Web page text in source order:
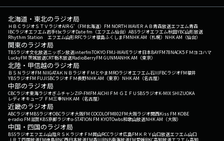
北海道・東北のラジオ局
ＨＢＣラジオＳＴＶラジオAIR-G'（FM北海道） FM NORTH WAVEＲＡＢ青森放送エフエム青森
IBCラジオエフエム岩手tbcラジオDate fm（エフエム仙台） ABSラジオエフエム秋田YBC山形放送
Rhythm Station エフエム山形RFCラジオ福島ふくしまFMNHK AM（札幌） NHK AM（仙台）
関東のラジオ局
TBSラジオ文化放送ニッポン放送interfmTOKYO FMJ-WAVEラジオ日本BAYFM78NACK5 ＦＭヨコハマ
LuckyFM 茨城放送CRT栃木放送RadioBerryFM GUNMANHK AM（東京）
北陸・甲信越のラジオ局
ＢＳＮラジオFM NIIGATAＫＮＢラジオ ＦＭとやまMROラジオエフエム石川FBCラジオFM福井
YBSラジオFM FUJISBCラジオ ＦＭ長野NHK AM（東京） NHK AM（名古屋）
中部のラジオ局
CBCラジオ東海ラジオぎふチャンZIP-FMFM AICHI ＦＭ ＧＩＦＵ SBSラジオK-MIX SHIZUOKA
レディオキューブ ＦＭ三重NHK AM（名古屋）
近畿のラジオ局
ABCラジオMBSラジオOBCラジオ大阪FM COCOLOFM802FM大阪ラジオ関西Kiss FM KOBE
e-radio FM滋賀KBS京都ラジオα-STATION FM KYOTOwbs和歌山放送NHK AM（大阪）
中国・四国のラジオ局
BSSラジオエフエム山陰ＲＳＫラジオ ＦＭ岡山RCCラジオ広島FM ＫＲＹ山口放送エフエム山口